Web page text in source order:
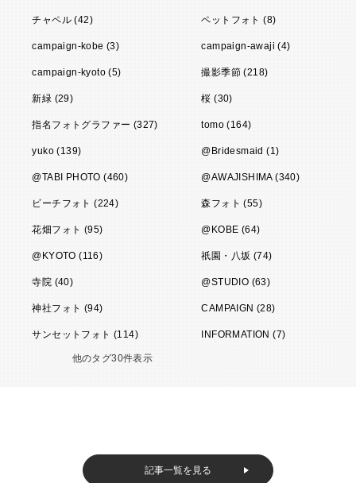
チャペル (42) ペットフォト (8)
campaign-kobe (3) campaign-awaji (4)
campaign-kyoto (5) 撮影季節 (218)
新緑 (29) 桜 (30)
指名フォトグラファー (327) tomo (164)
yuko (139) @Bridesmaid (1)
@TABI PHOTO (460) @AWAJISHIMA (340)
ビーチフォト (224) 森フォト (55)
花畑フォト (95) @KOBE (64)
@KYOTO (116) 祇園・八坂 (74)
寺院 (40) @STUDIO (63)
神社フォト (94) CAMPAIGN (28)
サンセットフォト (114) INFORMATION (7)
他のタグ30件表示
記事一覧を見る